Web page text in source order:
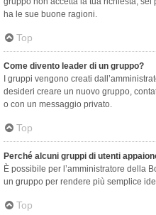
ha le sue buone ragioni.
Top
Come divento leader di un gruppo?
I gruppi vengono creati
desideri creare un nuovo gruppo,
o con un messaggio privato.
Top
Perché alcuni gruppi di utenti
È possibile per l’amministratore della
un gruppo per rendere più semplice
Top